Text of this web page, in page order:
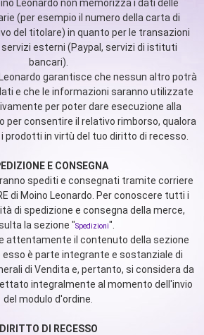
Leonardo non memorizza i dati delle
(per esempio il numero della carta di
del titolare) in quanto per le transazioni
esterni (Paypal, servizi di istituti
bancari).
Leonardo garantisce che nessun altro potrà
e che le informazioni saranno utilizzate
per poter dare esecuzione alla
per consentire il relativo rimborso, qualora
prodotti in virtù del tuo diritto di recesso.
E CONSEGNA
spediti e consegnati tramite corriere
di Moino Leonardo. Per conoscere tutti i
di spedizione e consegna della merce,
la sezione "Spedizioni".
attentamente il contenuto della sezione
esso è parte integrante e sostanziale di
di Vendita e, pertanto, si considera da
integralmente al momento dell'invio
del modulo d'ordine.
DIRITTO DI RECESSO